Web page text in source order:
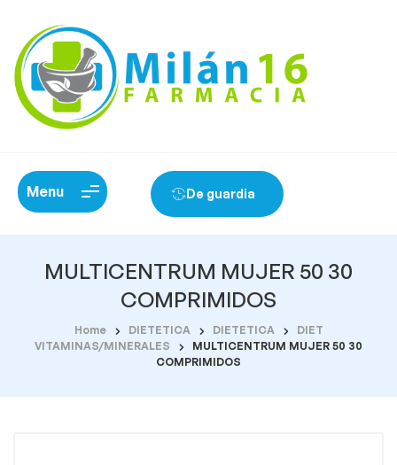
Menu De guardia
MULTICENTRUM MUJER 50 30
COMPRIMIDOS
Home DIETETICA DIETETICA
DIET
VITAMINAS/MINERALES
MULTICENTRUM MUJER 50 30
COMPRIMIDOS